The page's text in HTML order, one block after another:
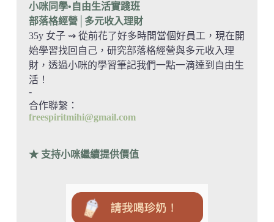
小咪同學•自由生活實踐班
部落格經營│多元收入理財
35y 女子 ⇝ 從前花了好多時間當個好員工，現在開
始學習找回自己，研究部落格經營與多元收入理
財，透過小咪的學習筆記我們一點一滴達到自由生
活！
-
合作聯繫：
freespiritmihi@gmail.com
★ 支持小咪繼續提供價值